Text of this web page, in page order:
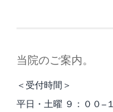
当院のご案内。
＜受付時間＞
平日・土曜 ９：００−